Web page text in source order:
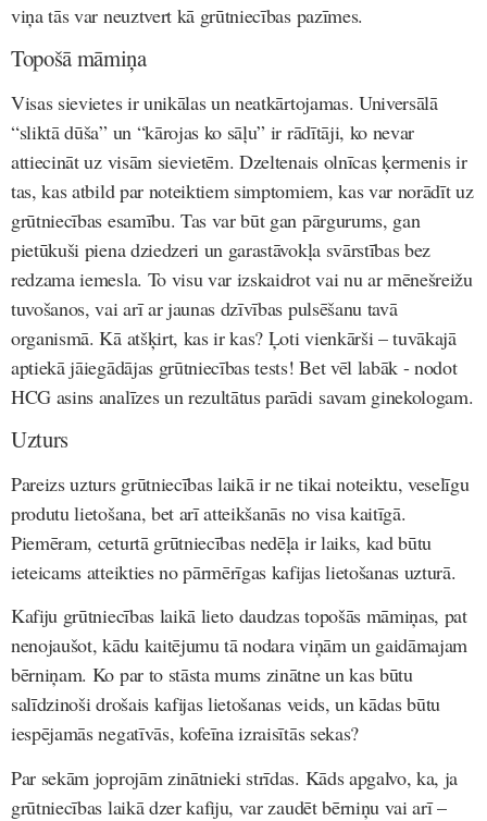
viņa tās var neuztvert kā grūtniecības pazīmes.
Topošā māmiņa
Visas sievietes ir unikālas un neatkārtojamas. Universālā
“sliktā dūša” un “kārojas ko sāļu” ir rādītāji, ko nevar
attiecināt uz visām sievietēm. Dzeltenais olnīcas ķermenis ir
tas, kas atbild par noteiktiem simptomiem, kas var norādīt uz
grūtniecības esamību. Tas var būt gan pārgurums, gan
pietūkuši piena dziedzeri un garastāvokļa svārstības bez
redzama iemesla. To visu var izskaidrot vai nu ar mēnešreižu
tuvošanos, vai arī ar jaunas dzīvības pulsēšanu tavā
organismā. Kā atšķirt, kas ir kas? Ļoti vienkārši – tuvākajā
aptiekā jāiegādājas grūtniecības tests! Bet vēl labāk - nodot
HCG asins analīzes un rezultātus parādi savam ginekologam.
Uzturs
Pareizs uzturs grūtniecības laikā ir ne tikai noteiktu, veselīgu
produtu lietošana, bet arī atteikšanās no visa kaitīgā.
Piemēram, ceturtā grūtniecības nedēļa ir laiks, kad būtu
ieteicams atteikties no pārmērīgas kafijas lietošanas uzturā.
Kafiju grūtniecības laikā lieto daudzas topošās māmiņas, pat
nenojaušot, kādu kaitējumu tā nodara viņām un gaidāmajam
bērniņam. Ko par to stāsta mums zinātne un kas būtu
salīdzinoši drošais kafijas lietošanas veids, un kādas būtu
iespējamās negatīvās, kofeīna izraisītās sekas?
Par sekām joprojām zinātnieki strīdas. Kāds apgalvo, ka, ja
grūtniecības laikā dzer kafiju, var zaudēt bērniņu vai arī –